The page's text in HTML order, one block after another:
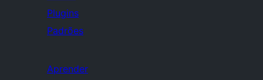
Plugins
Padrões
Aprender